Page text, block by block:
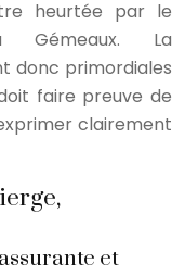
heurtée par le
Gémeaux. La
donc primordiales
faire preuve de
clairement
et